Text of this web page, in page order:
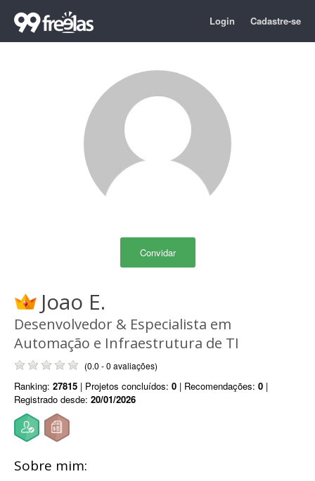
Login Cadastre-se
Convidar
Joao E.
Desenvolvedor & Especialista em
Automação e Infraestrutura de TI
(0.0 - 0 avaliações)
Ranking: 27815 | Projetos concluídos: 0 | Recomendações: 0 |
Registrado desde: 20/01/2026
Sobre mim: